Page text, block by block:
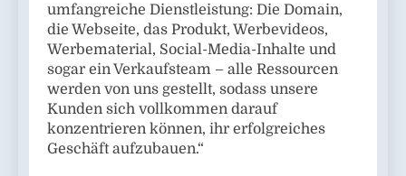
umfangreiche Dienstleistung: Die Domain,
die Webseite, das Produkt, Werbevideos,
Werbematerial, Social-Media-Inhalte und
sogar ein Verkaufsteam – alle Ressourcen
werden von uns gestellt, sodass unsere
Kunden sich vollkommen darauf
konzentrieren können, ihr erfolgreiches
Geschäft aufzubauen.“